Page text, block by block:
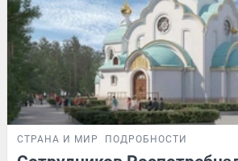
СТРАНА И МИР ПОДРОБНОСТИ